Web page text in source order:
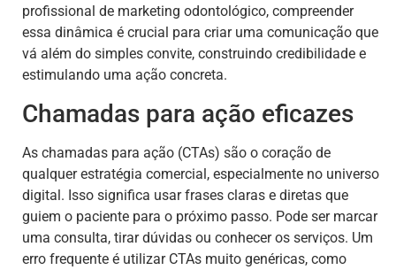
profissional de marketing odontológico, compreender
essa dinâmica é crucial para criar uma comunicação que
vá além do simples convite, construindo credibilidade e
estimulando uma ação concreta.
Chamadas para ação eficazes
As chamadas para ação (CTAs) são o coração de
qualquer estratégia comercial, especialmente no universo
digital. Isso significa usar frases claras e diretas que
guiem o paciente para o próximo passo. Pode ser marcar
uma consulta, tirar dúvidas ou conhecer os serviços. Um
erro frequente é utilizar CTAs muito genéricas, como